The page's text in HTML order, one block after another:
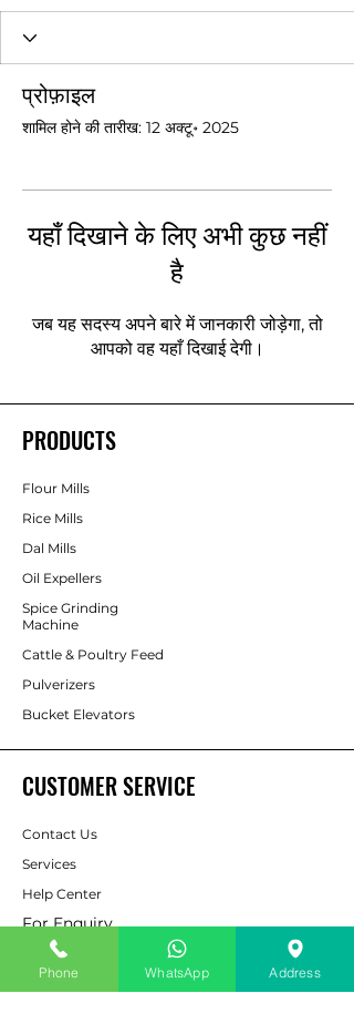
प्रोफ़ाइल
शामिल होने की तारीख: 12 अक्टू॰ 2025
यहाँ दिखाने के लिए अभी कुछ नहीं
है
जब यह सदस्य अपने बारे में जानकारी जोड़ेगा, तो
आपको वह यहाँ दिखाई देगी।
PRODUCTS
Flour Mills
Rice Mills
Dal Mills
Oil Expellers
Spice Grinding
Machine
Cattle & Poultry Feed
Pulverizers
Bucket Elevators
CUSTOMER SERVICE
Contact Us
Services
Help Center
For Enquiry
ABOUT AAPP
Phone WhatsApp Address